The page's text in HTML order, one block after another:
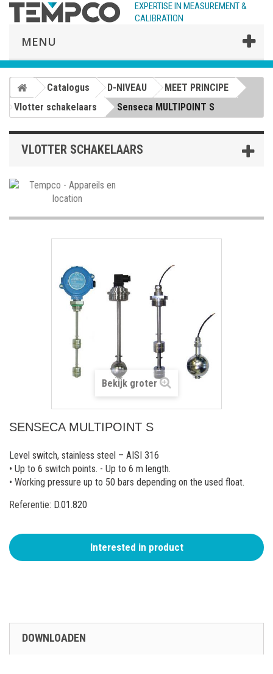
EXPERTISE IN MEASUREMENT &
CALIBRATION
MENU
Catalogus D-NIVEAU
MEET PRINCIPE
Vlotter schakelaars
Senseca MULTIPOINT S
VLOTTER SCHAKELAARS
Bekijk groter
SENSECA MULTIPOINT S
Level switch, stainless steel – AISI 316
• Up to 6 switch points. - Up to 6 m length.
• Working pressure up to 50 bars depending on the used float.
Referentie: D.01.820
Interested in product
DOWNLOADEN